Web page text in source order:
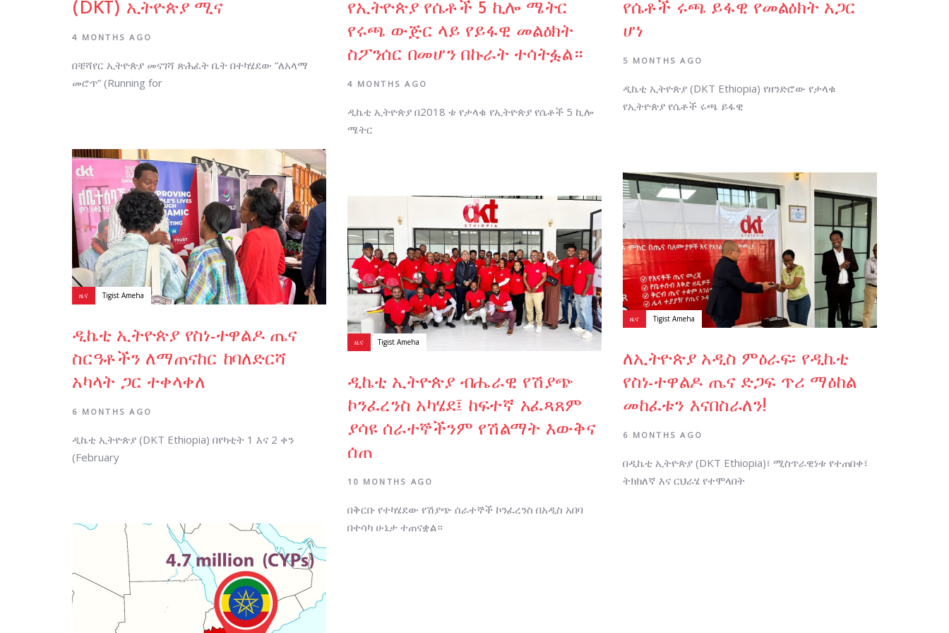
(DKT) ኢትዮጵያ ሚና
4 MONTHS AGO
በቼሻየር ኢትዮጵያ መናገሻ ጽሕፈት ቤት በተካሄደው “ለአላማ
መሮጥ” (Running for
የኢትዮጵያ የሴቶች 5 ኪሎ ሜትር
የሩጫ ውጅር ላይ የይፋዊ መልዕክት
ስፖንሰር በመሆን በኩራት ተሳትፏል።
4 MONTHS AGO
ዲኬቲ ኢትዮጵያ በ2018 ቱ የታላቁ የኢትዮጵያ የሴቶች 5 ኪሎ
ሜትር
የሴቶች ሩጫ ይፋዊ የመልዕክት አጋር
ሆነ
5 MONTHS AGO
ዲኬቲ ኢትዮጵያ (DKT Ethiopia) የዘንድሮው የታላቁ
የኢትዮጵያ የሴቶች ሩጫ ይፋዊ
Tags
ዜና
Author:
Tigist Ameha
ዲኬቲ ኢትዮጵያ የስነ-ተዋልዶ ጤና
ስርዓቶችን ለማጠናከር ከባለድርሻ
አካላት ጋር ተቀላቀለ
6 MONTHS AGO
ዲኬቲ ኢትዮጵያ (DKT Ethiopia) በየካቲት 1 እና 2 ቀን
(February
Tags
ዜና
Author:
Tigist Ameha
ለኢትዮጵያ አዲስ ምዕራፍ፡ የዲኬቲ
የስነ-ተዋልዶ ጤና ድጋፍ ጥሪ ማዕከል
መከፈቱን እናበስራለን!
6 MONTHS AGO
በዲኬቲ ኢትዮጵያ (DKT Ethiopia)፣ ሚስጥራዊነቱ የተጠበቀ፣
ትክክለኛ እና ርህራሄ የተሞላበት
ዜና Tigist Ameha
ዲኬቲ ኢትዮጵያ ብሔራዊ የሽያጭ
ኮንፈረንስ አካሄደ፤ ከፍተኛ አፈጻጸም
ያሳዩ ሰራተኞችንም የሽልማት እውቅና
ሰጠ
10 MONTHS AGO
በቅርቡ የተካሄደው የሽያጭ ሰራተኞች ኮንፈረንስ በአዲስ አበባ
በተሳካ ሁኔታ ተጠናቋል።
Author: